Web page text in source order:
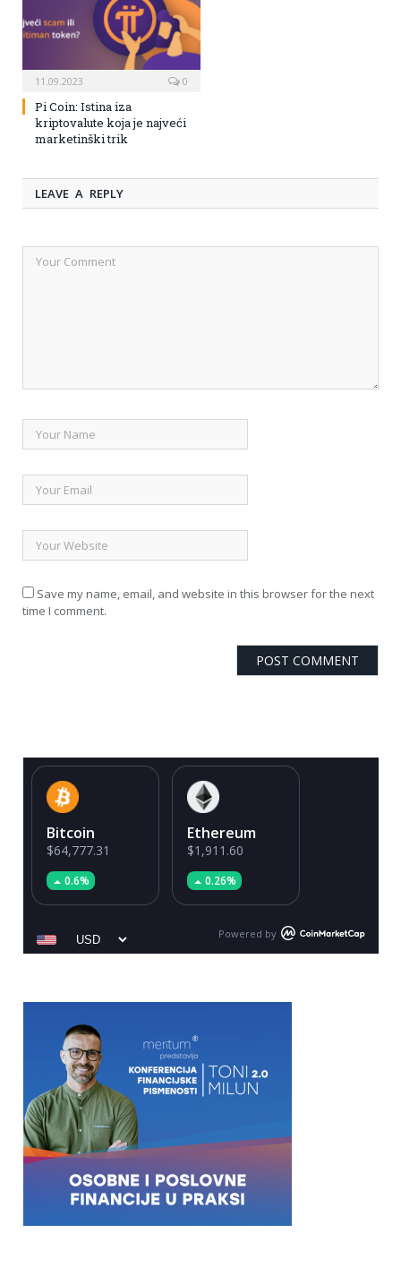
11.09.2023 0
Pi Coin: Istina iza
kriptovalute koja je najveći
marketinški trik
LEAVE A REPLY
Save my name, email, and website in this browser for the next
time I comment.
Bitcoin
$64,777.31
0.6%
Ethereum
$1,911.60
0.26%
Powered by